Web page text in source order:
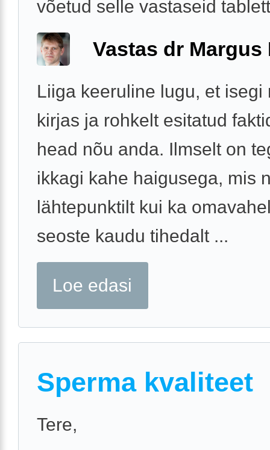
võetud selle vastaseid
Vastas dr Margus
Liiga keeruline lugu, et isegi
kirjas ja rohkelt esitatud
head nõu anda. Ilmselt on
ikkagi kahe haigusega, mis
lähtepunktilt kui ka
seoste kaudu tihedalt ...
Loe edasi
Sperma kvaliteet
Tere,